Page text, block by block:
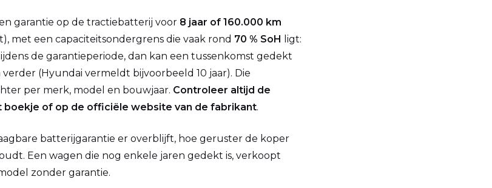
garantie op de tractiebatterij voor 8 jaar of 160.000 km
met een capaciteitsondergrens die vaak rond 70 % SoH ligt:
de garantieperiode, dan kan een tussenkomst gedekt
(Hyundai vermeldt bijvoorbeeld 10 jaar). Die
per merk, model en bouwjaar. Controleer altijd de
boekje of op de officiële website van de fabrikant.
batterijgarantie er overblijft, hoe geruster de koper
Een wagen die nog enkele jaren gedekt is, verkoopt
zonder garantie.